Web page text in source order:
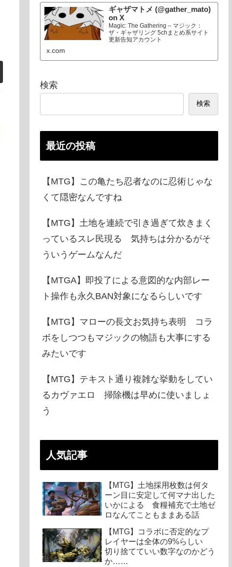
ギャザマトメ (@gather_mato)
on X
Magic: The Gathering – マジック：
ザ・ギャザリング 5chまとめ系サイト
更新告知アカウント
x.com
検索
検索
最近の投稿
【MTG】この亀たち忍者なのに忍術じゃな
くて隠密なんですね
【MTG】土地を連続で引き過ぎて炊きまく
っているスレ民現る 気持ちは分かるがそ
ういうゲームなんだ
【MTGA】即投了による意図的な内部レー
ト操作も永久BAN対象になるらしいです
【MTG】マローの長文お気持ち表明 コラ
ボをしつつもマジックの物語も大事にする
みたいです
【MTG】テキスト通り複雑な挙動をしてい
るカヴァエロ 掃除機は早めに使いましょ
う
人気記事
【MTG】土地採用枚数は何タ
ーン目に安定して何マナ出した
いかによる 食糧補充で土地ゼ
ロなんてこともままある話
【MTG】コラボに否定的なプ
レイヤーは全体の9%らしい
切り捨てていい数字なのかどう
か……